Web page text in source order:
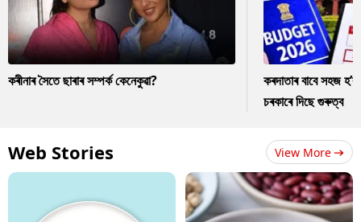
কৰীনাৰ সৈতে ছাৰাৰ সম্পৰ্ক কেনেকুৱা?
কৰদাতাৰ বাবে সহজ
চৰকাৰে দিছে গুৰুত্ব
Web Stories View More